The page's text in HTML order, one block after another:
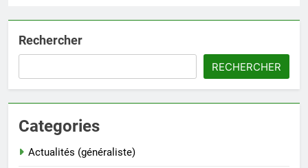
Rechercher
RECHERCHER
Categories
Actualités (généraliste)